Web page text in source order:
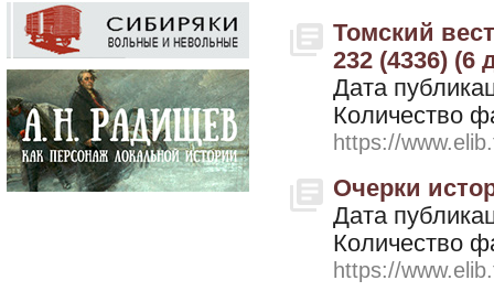
Томский
232 (4336) (6
Дата
Количество
https://
Очерки
Дата
Количество
https://